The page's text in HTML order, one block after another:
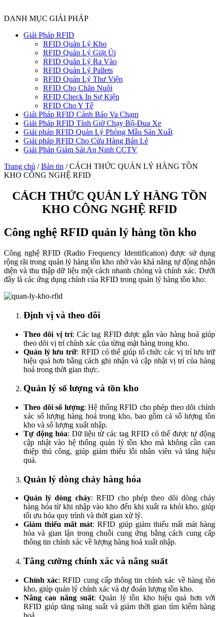
DANH MỤC GIẢI PHÁP
Giải Pháp RFID
RFID Quản Lý Kho
RFID Quản Lý Giặt Ủi
RFID Quản Lý Ra Vào
RFID Quản Lý Pallets
RFID Quản Lý Thư Viện
RFID Cho Chăn Nuôi
RFID Check In Sự Kiện
RFID Cho Y Tế
Giải Pháp RFID Cảnh Báo Va Chạm
Giải Pháp RFID Tính Giờ Chạy Bộ-Đua Xe
Giải pháp RFID Quản Lý Phòng Mẫu Sản Xuất
Giải pháp RFID Cho Cửa Hàng Bán Lẻ
Giải Pháp Giám Sát An Ninh CCTV
Trang chủ / Bản tin /CÁCH THỨC QUẢN LÝ HÀNG TỒN
KHO CÔNG NGHỆ RFID
CÁCH THỨC QUẢN LÝ HÀNG TỒN
KHO CÔNG NGHỆ RFID
Công nghệ RFID quản lý hàng tồn kho
Công nghệ RFID (Radio Frequency Identification) được sử dụng
rộng rãi trong quản lý hàng tồn kho nhờ vào khả năng tự động nhận
diện và thu thập dữ liệu một cách nhanh chóng và chính xác. Dưới
đây là các ứng dụng chính của RFID trong quản lý hàng tồn kho:
Định vị và theo dõi
Theo dõi vị trí: Các tag RFID được gắn vào hàng hoá giúp
theo dõi vị trí chính xác của từng mặt hàng trong kho.
Quản lý lưu trữ: RFID có thể giúp tổ chức các vị trí lưu trữ
hiệu quả hơn bằng cách ghi nhận và cập nhật vị trí của hàng
hoá trong thời gian thực.
Quản lý số lượng và tồn kho
Theo dõi số lượng: Hệ thống RFID cho phép theo dõi chính
xác số lượng hàng hoá trong kho, bao gồm cả số lượng tồn
kho và số lượng xuất nhập.
Tự động hóa: Dữ liệu từ các tag RFID có thể được tự động
cập nhật vào hệ thống quản lý tồn kho mà không cần can
thiệp thủ công, giúp giảm thiểu lỗi nhân viên và tăng hiệu
quả.
Quản lý dòng chảy hàng hóa
Quản lý dòng chảy: RFID cho phép theo dõi dòng chảy
hàng hóa từ khi nhập vào kho đến khi xuất ra khỏi kho, giúp
tối ưu hóa quy trình và thời gian xử lý.
Giảm thiểu mất mát: RFID giúp giảm thiểu mất mát hàng
hóa và gian lận trong chuỗi cung ứng bằng cách cung cấp
thông tin chính xác về lượng hàng hoá xuất nhập.
Tăng cường chính xác và năng suất
Chính xác: RFID cung cấp thông tin chính xác về hàng tồn
kho, giúp quản lý chính xác và dự đoán lượng tồn kho.
Nâng cao năng suất: Quản lý tồn kho hiệu quả hơn với
RFID giúp tăng năng suất và giảm thời gian tìm kiếm hàng
hoá.